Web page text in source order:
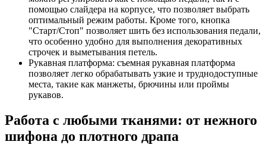
помощью слайдера на корпусе, что позволяет выбрать
оптимальный режим работы. Кроме того, кнопка
"Старт/Стоп" позволяет шить без использования педали,
что особенно удобно для выполнения декоративных
строчек и выметывания петель.
Рукавная платформа: съемная рукавная платформа
позволяет легко обрабатывать узкие и труднодоступные
места, такие как манжеты, брючины или проймы
рукавов.
Работа с любыми тканями: от нежного
шифона до плотного драпа